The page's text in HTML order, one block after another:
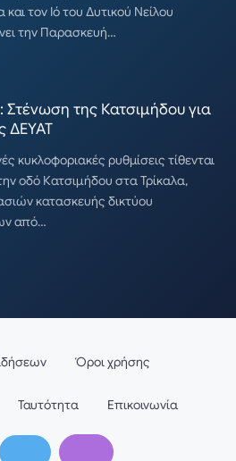
και τον Ιό του Δυτικού Νείλου
την Παρασκευή…
Στένωση της Κατσιμήδου για
ΔΕΥΑΤ
κυκλοφοριακές ρυθμίσεις τίθενται
οδό Κατσιμήδου στα Τρίκαλα,
κατασκευής δικτύου
από…
Όροι χρήσης
Ταυτότητα Επικοινωνία